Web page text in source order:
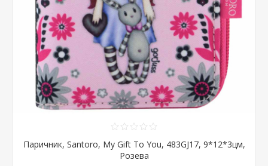
Паричник, Santoro, My Gift To You, 483GJ17, 9*12*3цм,
Розева